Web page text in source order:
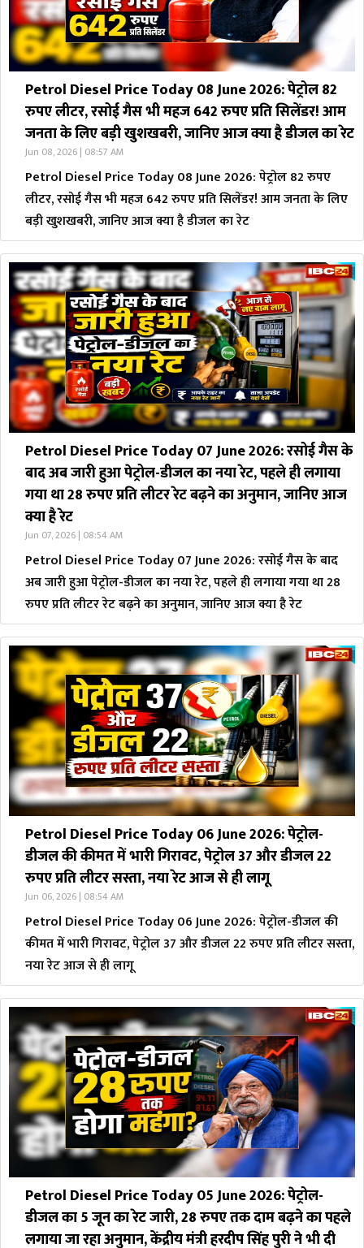
Petrol Diesel Price Today 08 June 2026: पेट्रोल 82
रुपए लीटर, रसोई गैस भी महज 642 रुपए प्रति सिलेंडर! आम
जनता के लिए बड़ी खुशखबरी, जानिए आज क्या है डीजल का रेट
Jun 08, 2026 | 08:57 AM
Petrol Diesel Price Today 08 June 2026: पेट्रोल 82 रुपए
लीटर, रसोई गैस भी महज 642 रुपए प्रति सिलेंडर! आम जनता के लिए
बड़ी खुशखबरी, जानिए आज क्या है डीजल का रेट
Petrol Diesel Price Today 07 June 2026: रसोई गैस के
बाद अब जारी हुआ पेट्रोल-डीजल का नया रेट, पहले ही लगाया
गया था 28 रुपए प्रति लीटर रेट बढ़ने का अनुमान, जानिए आज
क्या है रेट
Jun 07, 2026 | 08:54 AM
Petrol Diesel Price Today 07 June 2026: रसोई गैस के बाद
अब जारी हुआ पेट्रोल-डीजल का नया रेट, पहले ही लगाया गया था 28
रुपए प्रति लीटर रेट बढ़ने का अनुमान, जानिए आज क्या है रेट
Petrol Diesel Price Today 06 June 2026: पेट्रोल-
डीजल की कीमत में भारी गिरावट, पेट्रोल 37 और डीजल 22
रुपए प्रति लीटर सस्ता, नया रेट आज से ही लागू
Jun 06, 2026 | 08:54 AM
Petrol Diesel Price Today 06 June 2026: पेट्रोल-डीजल की
कीमत में भारी गिरावट, पेट्रोल 37 और डीजल 22 रुपए प्रति लीटर सस्ता,
नया रेट आज से ही लागू
Petrol Diesel Price Today 05 June 2026: पेट्रोल-
डीजल का 5 जून का रेट जारी, 28 रुपए तक दाम बढ़ने का पहले
लगाया जा रहा अनुमान, केंद्रीय मंत्री हरदीप सिंह पुरी ने भी दी